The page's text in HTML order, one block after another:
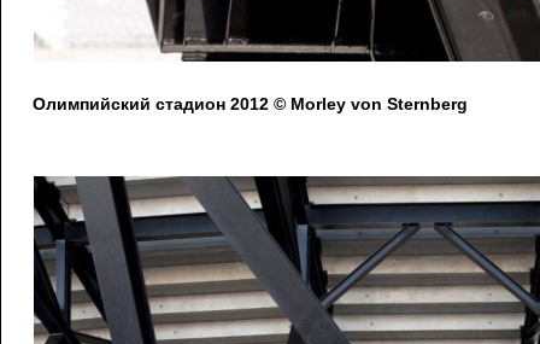
Олимпийский стадион 2012 © Morley von Sternberg